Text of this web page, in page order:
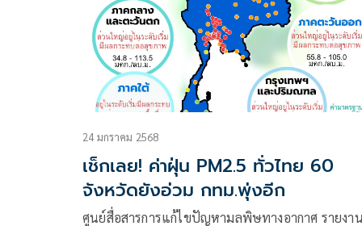
24 มกราคม 2568
เช็กเลย! ค่าฝุ่น PM2.5 ทั่วไทย 60
จังหวัดยังอ่วม กทม.พุ่งอีก
ศูนย์สื่อสารการแก้ไขปัญหามลพิษทางอากาศ รายงาน